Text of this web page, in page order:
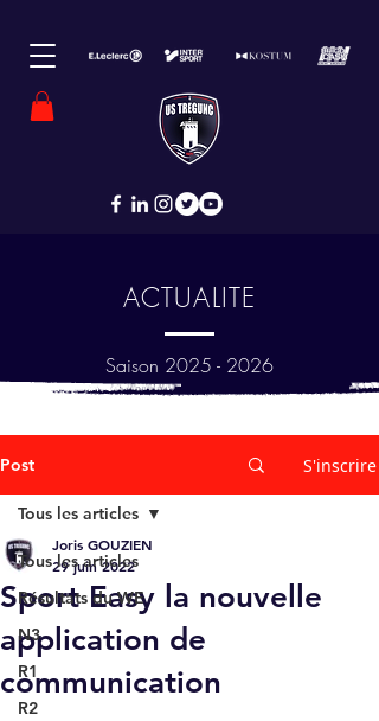
ACTUALITE
Saison 2025 - 2026
Post S'inscrire
Tous les articles
Résultats du WE
N3
R1
R2
Tous les articles
Sport Easy la nouvelle
application de
communication
Joris GOUZIEN
29 juin 2022